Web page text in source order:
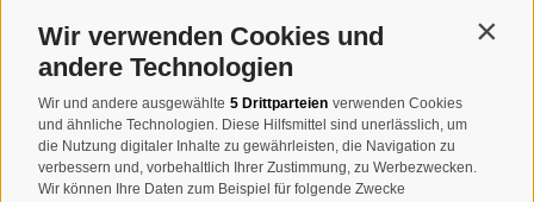
Wir verwenden Cookies und
andere Technologien
Wir und andere ausgewählte 5 Drittparteien verwenden Cookies
und ähnliche Technologien. Diese Hilfsmittel sind unerlässlich, um
die Nutzung digitaler Inhalte zu gewährleisten, die Navigation zu
verbessern und, vorbehaltlich Ihrer Zustimmung, zu Werbezwecken.
Wir können Ihre Daten zum Beispiel für folgende Zwecke
MWSt.-Nr: 00518320213
T+39 0474 678076
info@taufers.com